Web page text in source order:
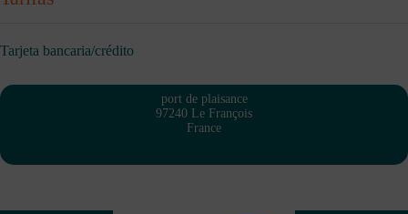
Tarjeta bancaria/crédito
port de plaisance
97240 Le François
France